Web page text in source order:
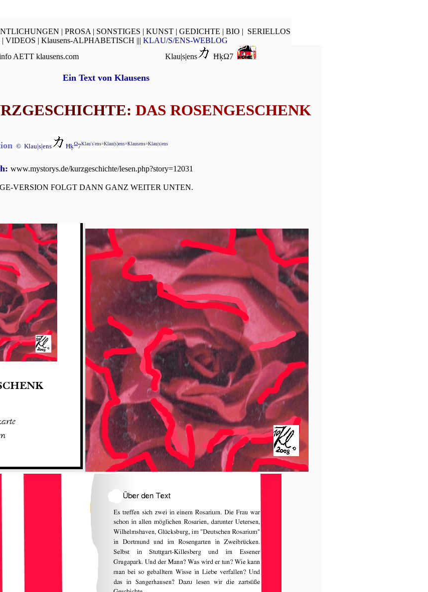
| PROSA | SONSTIGES | KUNST | GEDICHTE | BIO | SERIELLOS
VIDEOS | Klausens-ALPHABETISCH ||| KLAU/S/ENS-WEBLOG
info AETT klausens.com
Klau|s|ens ĦķΩ7
Ein Text von Klausens
DAS ROSENGESCHENK
© Klau|s|ens ĦķΩ7Klau's'ens=Klau(s)ens=Klausens=Klau|s|ens
www.mystorys.de/kurzgeschichte/lesen.php?story=12031
VERSION FOLGT DANN GANZ WEITER UNTEN.